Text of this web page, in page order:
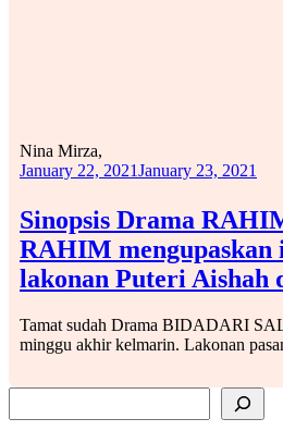
Sinopsis Drama
RAHIM
lakonan Puteri Aishah
Nina Mirza,
January 22, 2021January 23, 2021
Tamat sudah Drama BIDADARI
minggu akhir kelmarin. Lakonan